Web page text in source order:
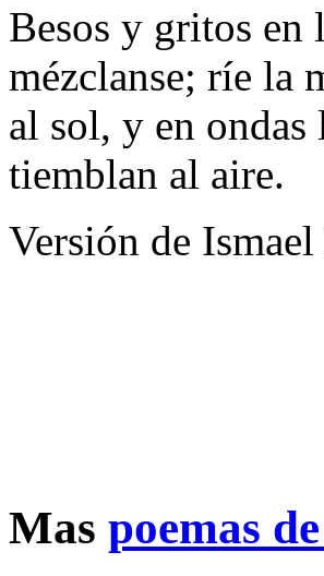
Besos y gritos en
mézclanse; ríe la
al sol, y en
tiemblan al aire.
Versión de
Mas poemas